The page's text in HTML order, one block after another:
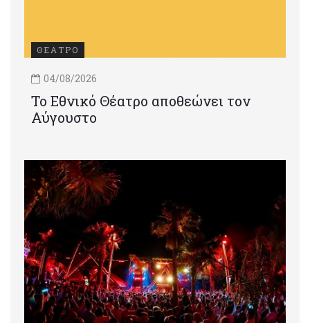
ΘΕΑΤΡΟ
04/08/2026
Το Εθνικό Θέατρο αποθεώνει τον
Αύγουστο